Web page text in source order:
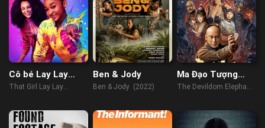
Cô bé Lay Lay
(Phần 2)
That Girl Lay Lay
Ben & Jody
Ben & Jody (2022)
Ma Đạo Tượng
Nhân
The Devildom Elephant